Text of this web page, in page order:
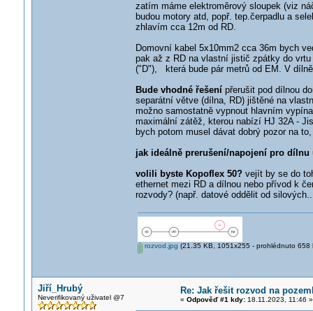
zatím máme elektroměrový sloupek (viz
budou motory atd, popř. tep.čerpadlu a
zhlavím cca 12m od RD.
Domovní kabel 5x10mm2 cca 36m bych
pak až z RD na vlastní jistič zpátky do
("D"), která bude pár metrů od EM. V
Bude vhodné řešení přerušit pod dílnou
separátní větve (dílna, RD) jištěné na
možno samostatně vypnout hlavním
maximální zátěž, kterou nabízí HJ 32A -
bych potom musel dávat dobrý pozor na
jak ideálně prerušení/napojení pro dílnu
volili byste Kopoflex 50?vejít by se do
ethernet mezi RD a dílnou nebo přívod k
rozvody? (např. datové oddělit od
rozvod.jpg (21.35 KB, 1051x255 - prohlédnuto 658
Jiří_Hrubý
Neverifikovaný uživatel @7
Re: Jak řešit rozvod na
« Odpověď #1 kdy:18.11.2023, 11:46 »